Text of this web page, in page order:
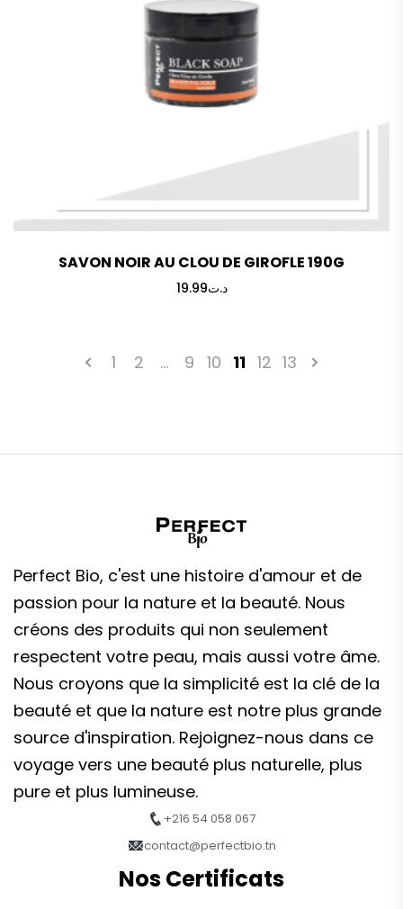
SAVON NOIR AU CLOU DE GIROFLE 190G
د.ت19.99
1 2 … 9 10 11 12 13
Perfect Bio, c'est une histoire d'amour et de
passion pour la nature et la beauté. Nous
créons des produits qui non seulement
respectent votre peau, mais aussi votre âme.
Nous croyons que la simplicité est la clé de la
beauté et que la nature est notre plus grande
source d'inspiration. Rejoignez-nous dans ce
voyage vers une beauté plus naturelle, plus
pure et plus lumineuse.
+216 54 058 067
contact@perfectbio.tn
Nos Certificats